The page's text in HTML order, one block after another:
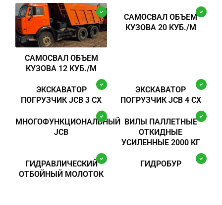
САМОСВАЛ ОБЪЕМ
КУЗОВА 12 КУБ./М
САМОСВАЛ ОБЪЕМ
КУЗОВА 20 КУБ./М
ЭКСКАВАТОР
ПОГРУЗЧИК JCB 3 CX
ЭКСКАВАТОР
ПОГРУЗЧИК JCB 4 CX
МНОГОФУНКЦИОНАЛЬНЫЙ
JCB
ВИЛЫ ПАЛЛЕТНЫЕ
ОТКИДНЫЕ
УСИЛЕННЫЕ 2000 КГ
ГИДРАВЛИЧЕСКИЙ
ОТБОЙНЫЙ МОЛОТОК
ГИДРОБУР